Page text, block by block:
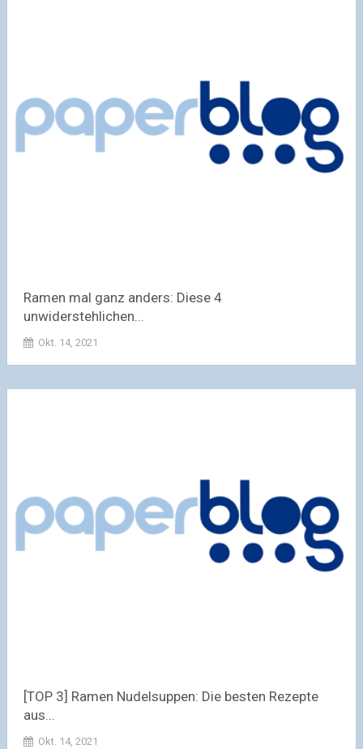
Ramen mal ganz anders: Diese 4
unwiderstehlichen...
Okt. 14, 2021
[TOP 3] Ramen Nudelsuppen: Die besten Rezepte
aus...
Okt. 14, 2021